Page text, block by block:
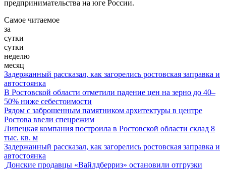
предпринимательства на юге России.
Самое читаемое
за
сутки
сутки
неделю
месяц
Задержанный рассказал, как загорелись ростовская заправка и
автостоянка
В Ростовской области отметили падение цен на зерно до 40–
50% ниже себестоимости
Рядом с заброшенным памятником архитектуры в центре
Ростова ввели спецрежим
Липецкая компания построила в Ростовской области склад 8
тыс. кв. м
Задержанный рассказал, как загорелись ростовская заправка и
автостоянка
Донские продавцы «Вайлдберриз» остановили отгрузки